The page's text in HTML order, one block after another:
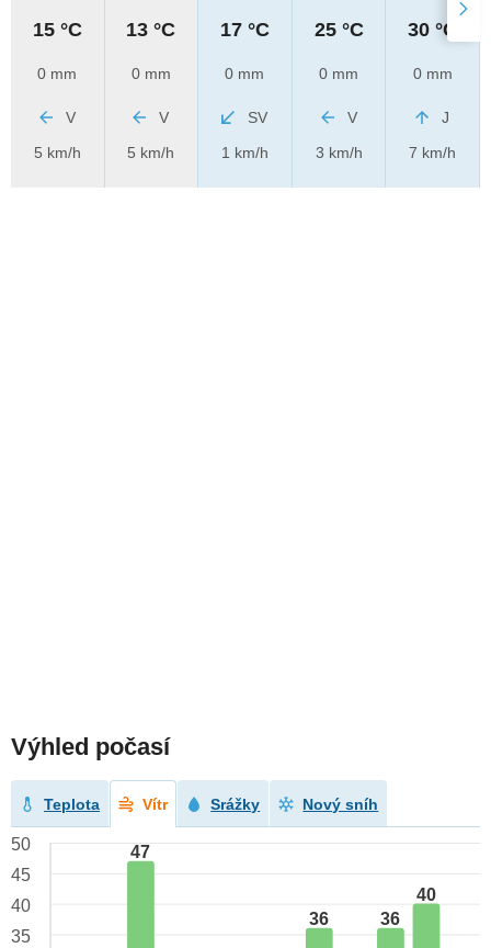
15 °C
0 mm
V
5 km/h
13 °C
0 mm
V
5 km/h
17 °C
0 mm
SV
1 km/h
25 °C
0 mm
V
3 km/h
30 °C
0 mm
J
7 km/h
Výhled počasí
Teplota Vítr Srážky Nový sníh
47
36 36
40
50
45
40
35